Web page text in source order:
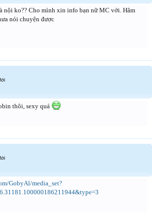
nội ko?? Cho mình xin info bạn nữ MC với. Hâm
nói chuyện được
thôi, sexy quá
GobyAl/media_set?